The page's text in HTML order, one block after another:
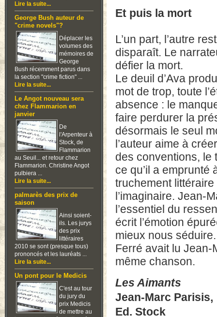
Lire la suite...
George Bush auteur de
"crime novels"?
Déplacer les
volumes des
mémoires de
George
Bush récemment parus dans
la section "crime fiction" ...
Lire la suite...
Le Angot nouveau sera
chez Flammarion en
janvier
De
l'Arpenteur à
Stock, de
Flammarion
au Seuil... et retour chez
Flammarion. Christine Angot
pulbiera ...
Lire la suite...
palmarès des prix de
saison
Ainsi soient-
ils. Les jurys
des prix
littéraires
2010 se sont (presque tous)
prononcés et les lauréats ...
Lire la suite...
Un pont pour le Medicis
C'est au tour
du jury du
prix Medicis
de mettre au
Et puis la mort
L’un part, l’autre
disparaît. Le
défier la mort.
Le deuil d’Ava
mot de trop, toute
absence : le
faire perdurer la
désormais le seul
l’auteur aime à
des conventions, le
ce qu’il a emprunté
truchement
l’imaginaire. Jean-
l’essentiel du
écrit l’émotion
mieux nous
Ferré avait lu Jean-
même chanson.
Les Aimants
Jean-Marc Parisis,
Ed. Stock